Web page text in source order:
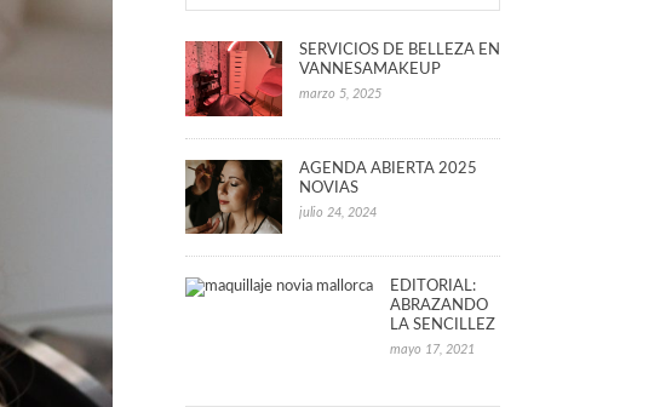
SERVICIOS DE BELLEZA EN
VANNESAMAKEUP
marzo 5, 2025
AGENDA ABIERTA 2025
NOVIAS
julio 24, 2024
EDITORIAL:
ABRAZANDO
LA SENCILLEZ
mayo 17, 2021